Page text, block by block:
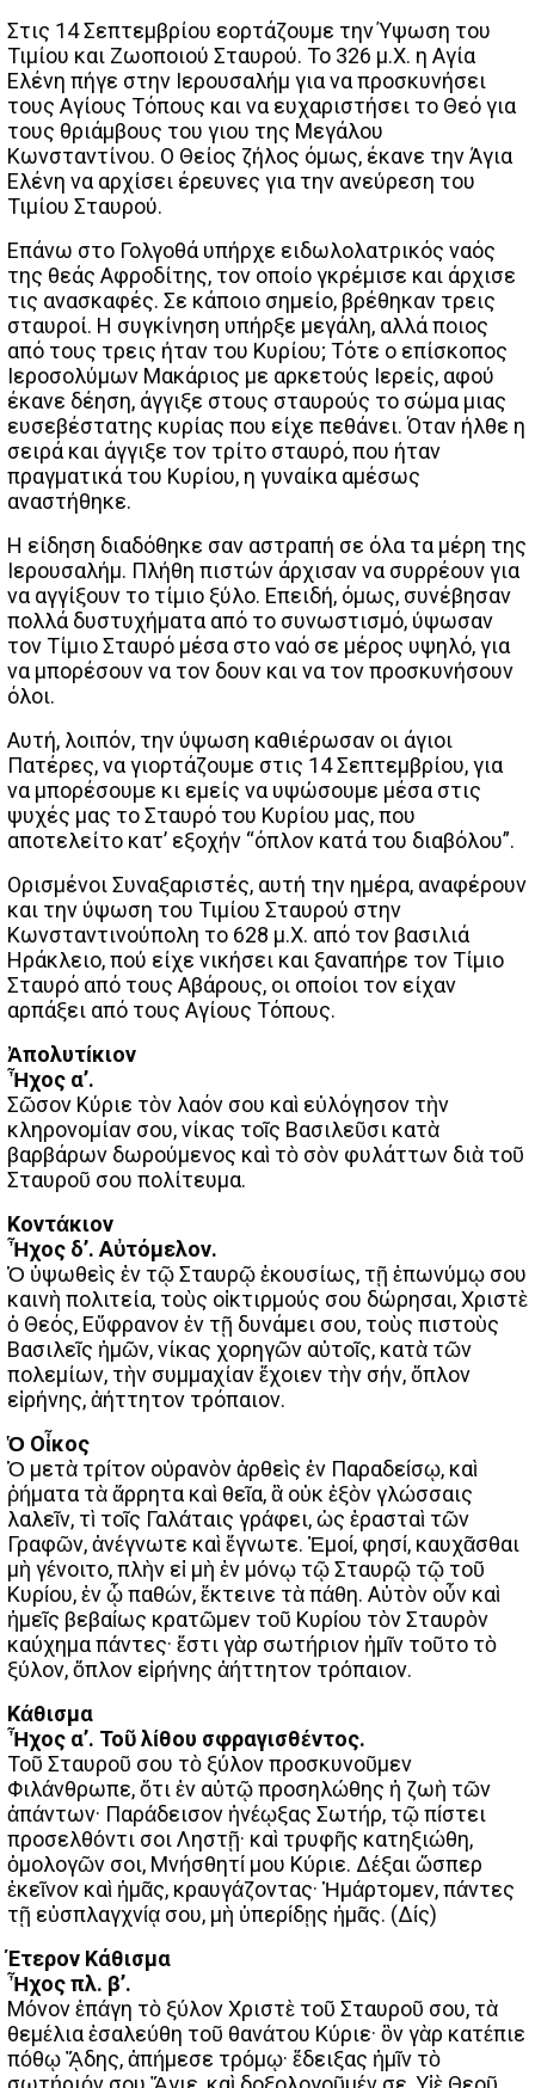
Στις 14 Σεπτεμβρίου εορτάζουμε την Ύψωση του
Τιμίου και Ζωοποιού Σταυρού. Το 326 μ.Χ. η Αγία
Ελένη πήγε στην Ιερουσαλήμ για να προσκυνήσει
τους Αγίους Τόπους και να ευχαριστήσει το Θεό για
τους θριάμβους του γιου της Μεγάλου
Κωνσταντίνου. Ο Θείος ζήλος όμως, έκανε την Άγια
Ελένη να αρχίσει έρευνες για την ανεύρεση του
Τιμίου Σταυρού.
Επάνω στο Γολγοθά υπήρχε ειδωλολατρικός ναός
της θεάς Αφροδίτης, τον οποίο γκρέμισε και άρχισε
τις ανασκαφές. Σε κάποιο σημείο, βρέθηκαν τρεις
σταυροί. Η συγκίνηση υπήρξε μεγάλη, αλλά ποιος
από τους τρεις ήταν του Κυρίου; Τότε ο επίσκοπος
Ιεροσολύμων Μακάριος με αρκετούς Ιερείς, αφού
έκανε δέηση, άγγιξε στους σταυρούς το σώμα μιας
ευσεβέστατης κυρίας που είχε πεθάνει. Όταν ήλθε η
σειρά και άγγιξε τον τρίτο σταυρό, που ήταν
πραγματικά του Κυρίου, η γυναίκα αμέσως
αναστήθηκε.
Η είδηση διαδόθηκε σαν αστραπή σε όλα τα μέρη της
Ιερουσαλήμ. Πλήθη πιστών άρχισαν να συρρέουν για
να αγγίξουν το τίμιο ξύλο. Επειδή, όμως, συνέβησαν
πολλά δυστυχήματα από το συνωστισμό, ύψωσαν
τον Τίμιο Σταυρό μέσα στο ναό σε μέρος υψηλό, για
να μπορέσουν να τον δουν και να τον προσκυνήσουν
όλοι.
Αυτή, λοιπόν, την ύψωση καθιέρωσαν οι άγιοι
Πατέρες, να γιορτάζουμε στις 14 Σεπτεμβρίου, για
να μπορέσουμε κι εμείς να υψώσουμε μέσα στις
ψυχές μας το Σταυρό του Κυρίου μας, που
αποτελείτο κατ’ εξοχήν “όπλον κατά του διαβόλου”.
Ορισμένοι Συναξαριστές, αυτή την ημέρα, αναφέρουν
και την ύψωση του Τιμίου Σταυρού στην
Κωνσταντινούπολη το 628 μ.Χ. από τον βασιλιά
Ηράκλειο, πού είχε νικήσει και ξαναπήρε τον Τίμιο
Σταυρό από τους Αβάρους, οι οποίοι τον είχαν
αρπάξει από τους Αγίους Τόπους.
Ἀπολυτίκιον
Ἦχος α’.
Σῶσον Κύριε τὸν λαόν σου καὶ εὐλόγησον τὴν
κληρονομίαν σου, νίκας τοῖς Βασιλεῦσι κατὰ
βαρβάρων δωρούμενος καὶ τὸ σὸν φυλάττων διὰ τοῦ
Σταυροῦ σου πολίτευμα.
Κοντάκιον
Ἦχος δ’. Αὐτόμελον.
Ὁ ὑψωθεὶς ἐν τῷ Σταυρῷ ἑκουσίως, τῇ ἐπωνύμῳ σου
καινὴ πολιτεία, τοὺς οἰκτιρμούς σου δώρησαι, Χριστὲ
ὁ Θεός, Εὔφρανον ἐν τῇ δυνάμει σου, τοὺς πιστοὺς
Βασιλεῖς ἡμῶν, νίκας χορηγῶν αὐτοῖς, κατὰ τῶν
πολεμίων, τὴν συμμαχίαν ἔχοιεν τὴν σήν, ὅπλον
εἰρήνης, ἀήττητον τρόπαιον.
Ὁ Οἶκος
Ὁ μετὰ τρίτον οὐρανὸν ἀρθεὶς ἐν Παραδείσῳ, καὶ
ῥήματα τὰ ἄρρητα καὶ θεῖα, ἃ οὐκ ἐξὸν γλώσσαις
λαλεῖν, τὶ τοῖς Γαλάταις γράφει, ὡς ἐρασταὶ τῶν
Γραφῶν, ἀνέγνωτε καὶ ἔγνωτε. Ἐμοί, φησί, καυχᾶσθαι
μὴ γένοιτο, πλὴν εἰ μὴ ἐν μόνῳ τῷ Σταυρῷ τῷ τοῦ
Κυρίου, ἐν ᾧ παθών, ἔκτεινε τὰ πάθη. Αὐτὸν οὖν καὶ
ἡμεῖς βεβαίως κρατῶμεν τοῦ Κυρίου τὸν Σταυρὸν
καύχημα πάντες· ἔστι γὰρ σωτήριον ἡμῖν τοῦτο τὸ
ξύλον, ὅπλον εἰρήνης ἀήττητον τρόπαιον.
Κάθισμα
Ἦχος α’. Τοῦ λίθου σφραγισθέντος.
Τοῦ Σταυροῦ σου τὸ ξύλον προσκυνοῦμεν
Φιλάνθρωπε, ὅτι ἐν αὐτῷ προσηλώθης ἡ ζωὴ τῶν
ἁπάντων· Παράδεισον ἠνέῳξας Σωτήρ, τῷ πίστει
προσελθόντι σοι Ληστῇ· καὶ τρυφῆς κατηξιώθη,
ὁμολογῶν σοι, Μνήσθητί μου Κύριε. Δέξαι ὥσπερ
ἐκεῖνον καὶ ἡμᾶς, κραυγάζοντας· Ἡμάρτομεν, πάντες
τῇ εὐσπλαγχνίᾳ σου, μὴ ὑπερίδῃς ἡμᾶς. (Δίς)
Έτερον Κάθισμα
Ἦχος πλ. β’.
Μόνον ἐπάγη τὸ ξύλον Χριστὲ τοῦ Σταυροῦ σου, τὰ
θεμέλια ἐσαλεύθη τοῦ θανάτου Κύριε· ὃν γὰρ κατέπιε
πόθῳ ᾍδης, ἀπήμεσε τρόμῳ· ἔδειξας ἡμῖν τὸ